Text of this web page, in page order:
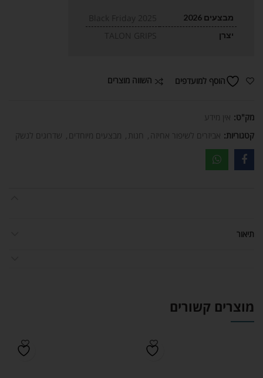
מבצעים 2026
יצרן
הוסף למועדפים השווה מוצרים
מק"ט: אין מידע
קטגוריות: אביזרים לשיפור אחיזה חנות מבצעים מיוחדים שדרוגים לנשק
תיאור
מוצרים קשורים